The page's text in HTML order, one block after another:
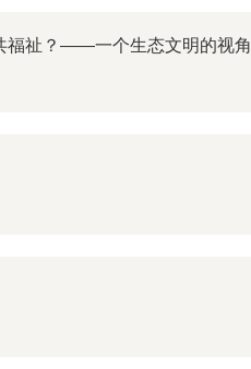
福祉？——一个生态文明的视角